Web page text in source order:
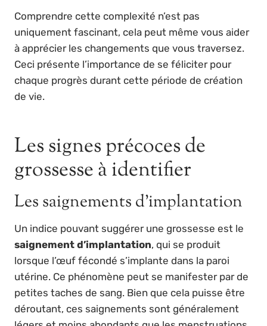
Comprendre cette complexité n’est pas
uniquement fascinant, cela peut même vous aider
à apprécier les changements que vous traversez.
Ceci présente l’importance de se féliciter pour
chaque progrès durant cette période de création
de vie.
Les signes précoces de
grossesse à identifier
Les saignements d’implantation
Un indice pouvant suggérer une grossesse est le
saignement d’implantation, qui se produit
lorsque l’œuf fécondé s’implante dans la paroi
utérine. Ce phénomène peut se manifester par de
petites taches de sang. Bien que cela puisse être
déroutant, ces saignements sont généralement